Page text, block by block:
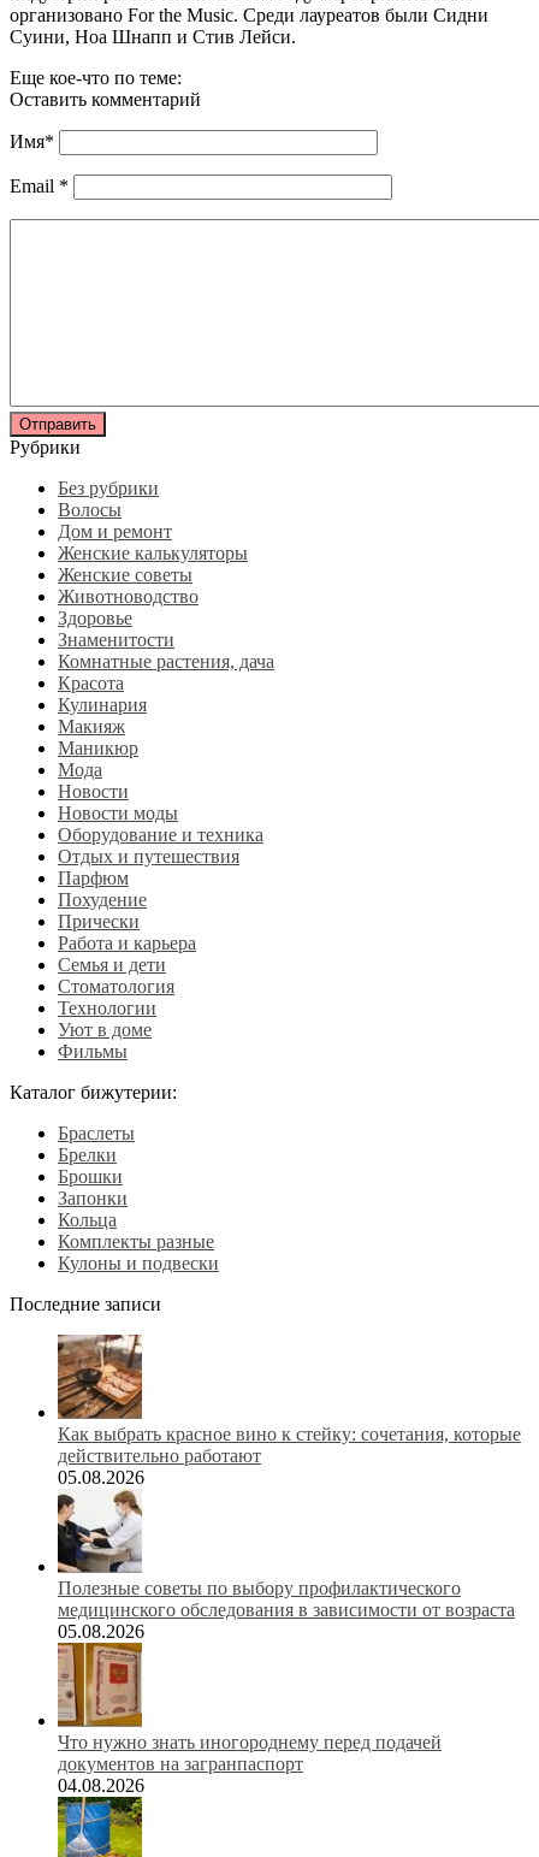
организовано For the Music. Среди лауреатов были Сидни
Суини, Ноа Шнапп и Стив Лейси.
Еще кое-что по теме:
Оставить комментарий
Имя*
Email *
Рубрики
Без рубрики
Волосы
Дом и ремонт
Женские калькуляторы
Женские советы
Животноводство
Здоровье
Знаменитости
Комнатные растения, дача
Красота
Кулинария
Макияж
Маникюр
Мода
Новости
Новости моды
Оборудование и техника
Отдых и путешествия
Парфюм
Похудение
Прически
Работа и карьера
Семья и дети
Стоматология
Технологии
Уют в доме
Фильмы
Каталог бижутерии:
Браслеты
Брелки
Брошки
Запонки
Кольца
Комплекты разные
Кулоны и подвески
Последние записи
Как выбрать красное вино к стейку: сочетания, которые
действительно работают
05.08.2026
Полезные советы по выбору профилактического
медицинского обследования в зависимости от возраста
05.08.2026
Что нужно знать иногороднему перед подачей
документов на загранпаспорт
04.08.2026